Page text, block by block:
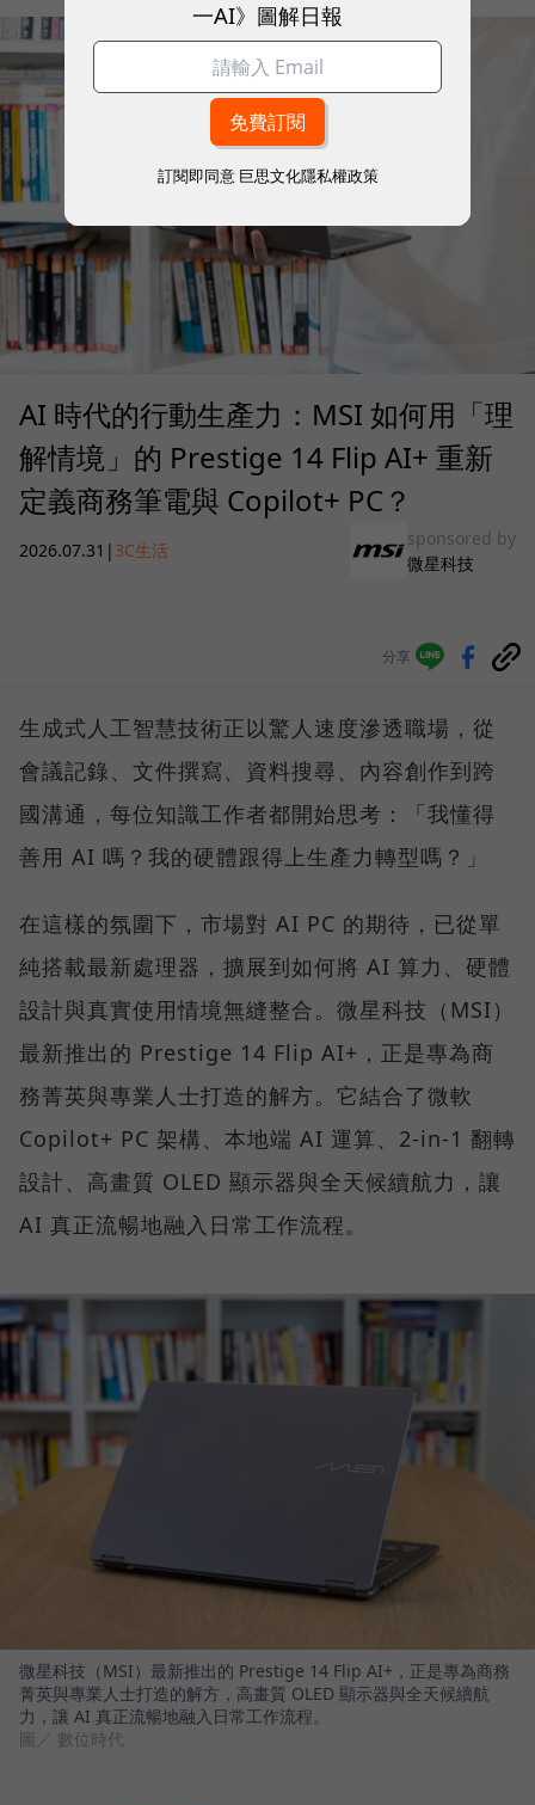
AI 時代的行動生產力：MSI 如何用「理
解情境」的 Prestige 14 Flip AI+ 重新
定義商務筆電與 Copilot+ PC？
2026.07.31 | 3C生活
sponsored by
微星科技
分享
生成式人工智慧技術正以驚人速度滲透職場，從
會議記錄、文件撰寫、資料搜尋、內容創作到跨
國溝通，每位知識工作者都開始思考：「我懂得
善用 AI 嗎？我的硬體跟得上生產力轉型嗎？」
在這樣的氛圍下，市場對 AI PC 的期待，已從單
純搭載最新處理器，擴展到如何將 AI 算力、硬體
設計與真實使用情境無縫整合。微星科技（MSI）
最新推出的 Prestige 14 Flip AI+，正是專為商
務菁英與專業人士打造的解方。它結合了微軟
Copilot+ PC 架構、本地端 AI 運算、2-in-1 翻轉
設計、高畫質 OLED 顯示器與全天候續航力，讓
AI 真正流暢地融入日常工作流程。
微星科技（MSI）最新推出的 Prestige 14 Flip AI+，正是專為商務
菁英與專業人士打造的解方，高畫質 OLED 顯示器與全天候續航
力，讓 AI 真正流暢地融入日常工作流程。
圖／ 數位時代
一AI》圖解日報
訂閱即同意 巨思文化隱私權政策